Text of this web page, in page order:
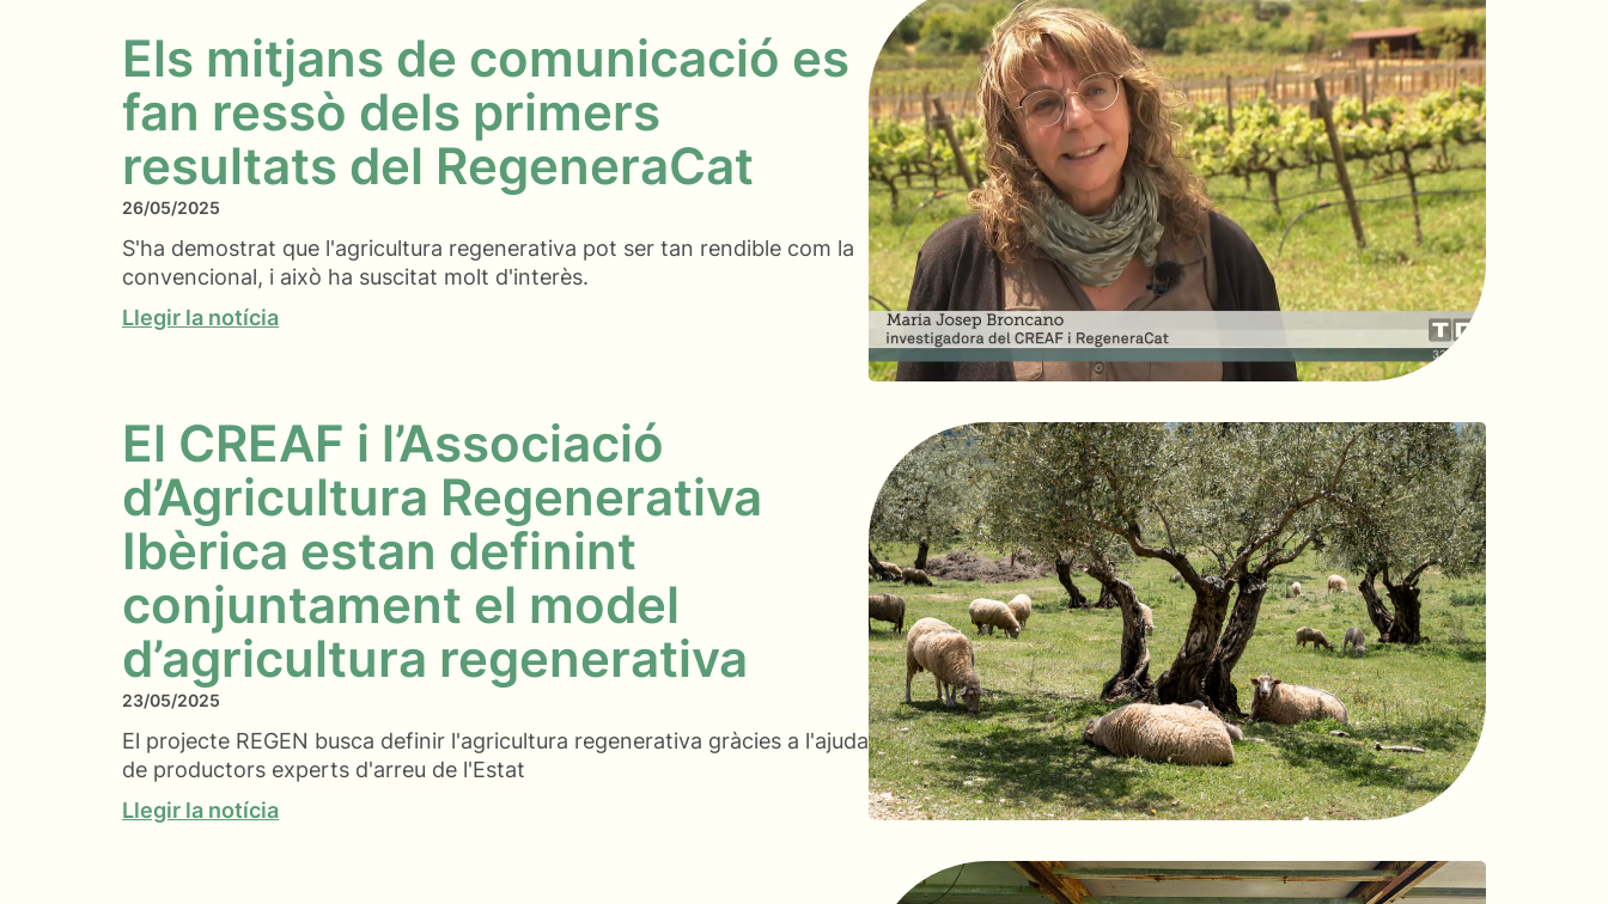
Els mitjans de comunicació es
fan ressò dels primers
resultats del RegeneraCat
26/05/2025
S'ha demostrat que l'agricultura regenerativa pot ser tan rendible com la
convencional, i això ha suscitat molt d'interès.
Llegir la notícia
El CREAF i l’Associació
d’Agricultura Regenerativa
Ibèrica estan definint
conjuntament el model
d’agricultura regenerativa
23/05/2025
El projecte REGEN busca definir l'agricultura regenerativa gràcies a l'ajuda
de productors experts d'arreu de l'Estat
Llegir la notícia